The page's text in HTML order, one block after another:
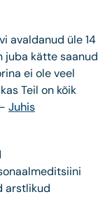
avaldanud üle 14
juba kätte saanud
ei ole veel
Teil on kõik
Juhis
arstlikud